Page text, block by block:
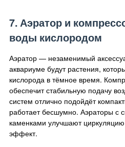
7. Аэратор и
воды кислородом
Аэратор — незаменимый
аквариуме будут растения,
кислорода в тёмное время.
обеспечит стабильную подачу
систем отлично подойдёт
работает бесшумно. Аэраторы с
каменками улучшают
эффект.